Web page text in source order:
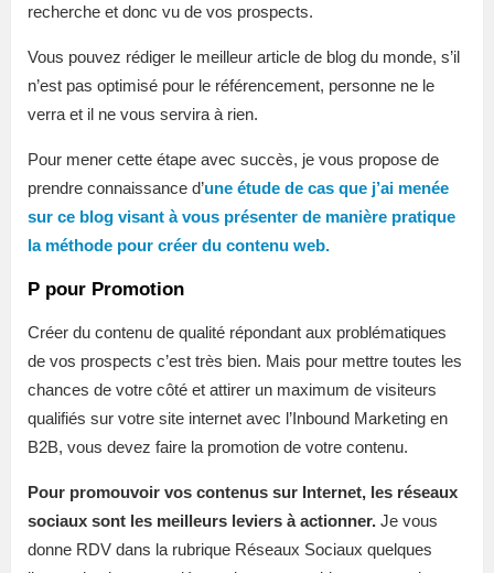
recherche et donc vu de vos prospects.
Vous pouvez rédiger le meilleur article de blog du monde, s’il
n’est pas optimisé pour le référencement, personne ne le
verra et il ne vous servira à rien.
Pour mener cette étape avec succès, je vous propose de
prendre connaissance d’une étude de cas que j’ai menée
sur ce blog visant à vous présenter de manière pratique
la méthode pour créer du contenu web.
P pour Promotion
Créer du contenu de qualité répondant aux problématiques
de vos prospects c’est très bien. Mais pour mettre toutes les
chances de votre côté et attirer un maximum de visiteurs
qualifiés sur votre site internet avec l’Inbound Marketing en
B2B, vous devez faire la promotion de votre contenu.
Pour promouvoir vos contenus sur Internet, les réseaux
sociaux sont les meilleurs leviers à actionner. Je vous
donne RDV dans la rubrique Réseaux Sociaux quelques